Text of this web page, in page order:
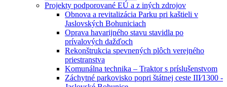
Projekty podporované EÚ a z iných zdrojov
Obnova a revitalizácia Parku pri kaštieli v
Jaslovských Bohuniciach
Oprava havarijného stavu stavidla po
prívalových dažďoch
Rekonštrukcia spevnených plôch verejného
priestranstva
Komunálna technika – Traktor s príslušenstvom
Záchytné parkovisko popri štátnej ceste III⁄1300 -